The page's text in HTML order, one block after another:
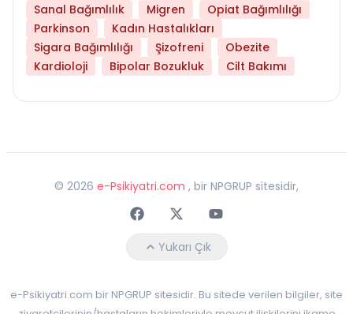
Sanal Bağımlılık
Migren
Opiat Bağımlılığı
Parkinson
Kadın Hastalıkları
Sigara Bağımlılığı
Şizofreni
Obezite
Kardioloji
Bipolar Bozukluk Cilt Bakımı
© 2026 e-Psikiyatri.com , bir NPGRUP sitesidir,
FaceebokTwitterYoutube
Yukarı Çık
e-Psikiyatri.com bir NPGRUP sitesidir. Bu sitede verilen bilgiler, site